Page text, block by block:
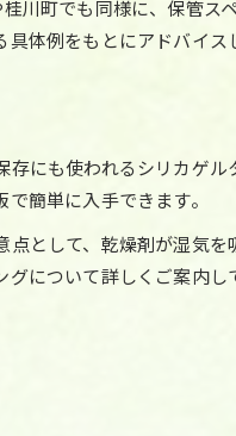
川町でも同様に、保管ス
体例をもとにアドバイス
にも使われるシリカゲル
簡単に入手できます。
として、乾燥剤が湿気を
について詳しくご案内し